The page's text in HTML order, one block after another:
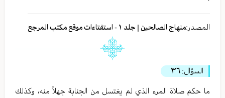
المصدر:منهاج الصالحين | جلد ١ - استفتاءات موقع مكتب المرجع
السؤال: ٣٦
ما حكم صلاة المرء الذي لم يغتسل من الجنابة جهلاً منه، وكذلك